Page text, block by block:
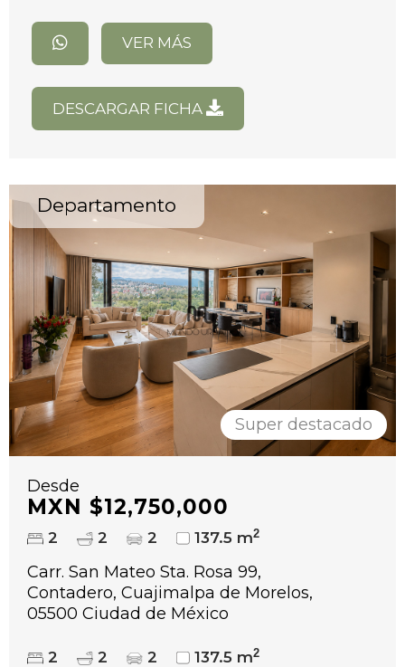
VER MÁS
DESCARGAR FICHA
Departamento
Super destacado
Desde
MXN $12,750,000
2 2 2 137.5 m2
Carr. San Mateo Sta. Rosa 99,
Contadero, Cuajimalpa de Morelos,
05500 Ciudad de México
2 2 2 137.5 m2